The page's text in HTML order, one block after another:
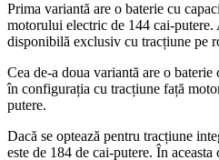
Prima variantă are o baterie cu
motorului electric de 144 cai-putere.
disponibilă exclusiv cu tracțiune pe
Cea de-a doua variantă are o
în configurația cu tracțiune față
putere.
Dacă se optează pentru tracțiune
este de 184 de cai-putere. În